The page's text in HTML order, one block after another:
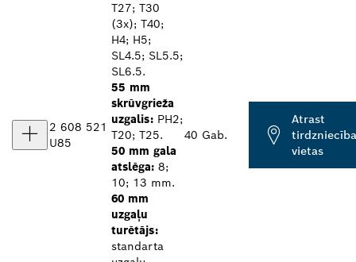
2 608 521
U85
T27; T30
(3x); T40;
H4; H5;
SL4.5; SL5.5;
SL6.5.
55 mm
skrūvgrieža
uzgalis: PH2;
T20; T25.
50 mm gala
atslēga: 8;
10; 13 mm.
60 mm
uzgaļu
turētājs:
standarta
40 Gab.
Atrast
vietas